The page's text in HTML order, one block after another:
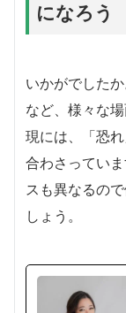
になろう
いかがでした
など、様々な
現には、「恐
合わさってい
スも異なるの
しょう。